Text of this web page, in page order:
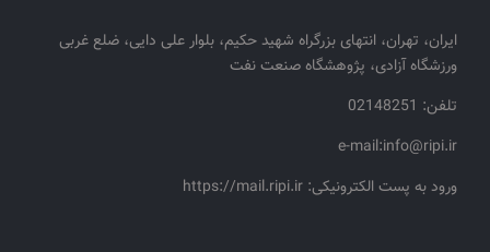
ایران، تهران، انتهای بزرگراه شهید حکیم، بلوار علی دایی، ضلع غربی
ورزشگاه آزادی، پژوهشگاه صنعت نفت
تلفن: 02148251
e-mail:info@ripi.ir
ورود به پست الکترونیکی: https://mail.ripi.ir